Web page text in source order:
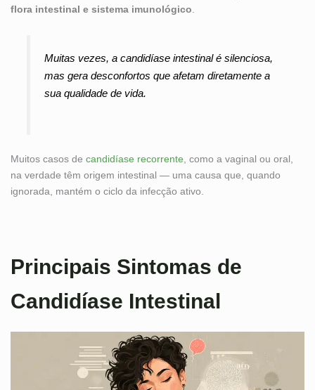
flora intestinal e sistema imunológico.
Muitas vezes, a candidíase intestinal é silenciosa,
mas gera desconfortos que afetam diretamente a
sua qualidade de vida.
Muitos casos de candidíase recorrente , como a vaginal ou oral,
na verdade têm origem intestinal — uma causa que, quando
ignorada, mantém o ciclo da infecção ativo.
Principais Sintomas de
Candidíase Intestinal